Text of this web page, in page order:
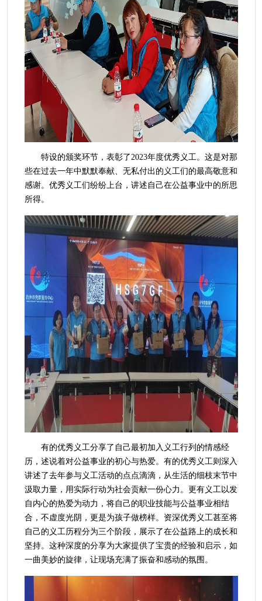
特设的颁奖环节，表彰了2023年度优秀义工。这是对那
些在过去一年中默默奉献、无私付出的义工们的最高敬意和
感谢。优秀义工们纷纷上台，讲述自己在公益事业中的所思
所得。
有的优秀义工分享了自己最初加入义工行列的情感经
历，述说着对公益事业的初心与热爱。有的优秀义工则深入
讲述了去年参与义工活动的点点滴滴，从生活的细枝末节中
汲取力量，用实际行动为社会贡献一份心力。更有义工以发
自内心的热爱为动力，将自己的职业技能与公益事业相结
合，不虚度光阴，更是为孩子做榜样。资深优秀义工甚至将
自己的义工历程分为三个阶段，展示了在公益路上的成长和
坚持。这种深度的分享为大家提供了宝贵的经验和启示，如
一曲美妙的旋律，让现场充满了振奋和感动的氛围。